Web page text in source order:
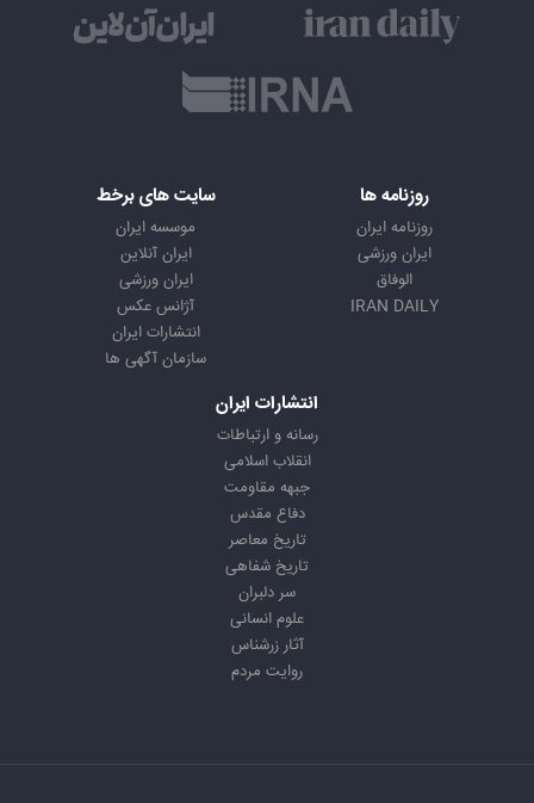
روزنامه ها
روزنامه ایران
ایران ورزشی
الوفاق
IRAN DAILY
سایت های برخط
موسسه ایران
ایران آنلاین
ایران ورزشی
آژانس عکس
انتشارات ایران
سازمان آگهی ها
انتشارات ایران
رسانه و ارتباطات
انقلاب اسلامی
جبهه مقاومت
دفاع مقدس
تاریخ معاصر
تاریخ شفاهی
سر دلبران
علوم انسانی
آثار زرشناس
روایت مردم